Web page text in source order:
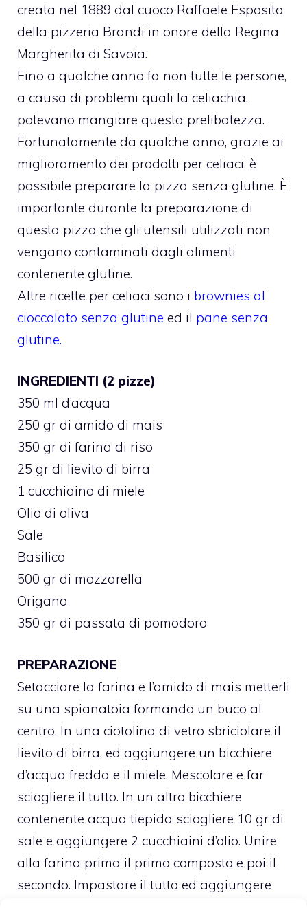
creata nel 1889 dal cuoco Raffaele Esposito
della pizzeria Brandi in onore della Regina
Margherita di Savoia.
Fino a qualche anno fa non tutte le persone,
a causa di problemi quali la celiachia,
potevano mangiare questa prelibatezza.
Fortunatamente da qualche anno, grazie ai
miglioramento dei prodotti per celiaci, è
possibile preparare la pizza senza glutine. È
importante durante la preparazione di
questa pizza che gli utensili utilizzati non
vengano contaminati dagli alimenti
contenente glutine.
Altre ricette per celiaci sono i brownies al
cioccolato senza glutine ed il pane senza
glutine.
INGREDIENTI (2 pizze)
350 ml d’acqua
250 gr di amido di mais
350 gr di farina di riso
25 gr di lievito di birra
1 cucchiaino di miele
Olio di oliva
Sale
Basilico
500 gr di mozzarella
Origano
350 gr di passata di pomodoro
PREPARAZIONE
Setacciare la farina e l’amido di mais metterli
su una spianatoia formando un buco al
centro. In una ciotolina di vetro sbriciolare il
lievito di birra, ed aggiungere un bicchiere
d’acqua fredda e il miele. Mescolare e far
sciogliere il tutto. In un altro bicchiere
contenente acqua tiepida sciogliere 10 gr di
sale e aggiungere 2 cucchiaini d’olio. Unire
alla farina prima il primo composto e poi il
secondo. Impastare il tutto ed aggiungere